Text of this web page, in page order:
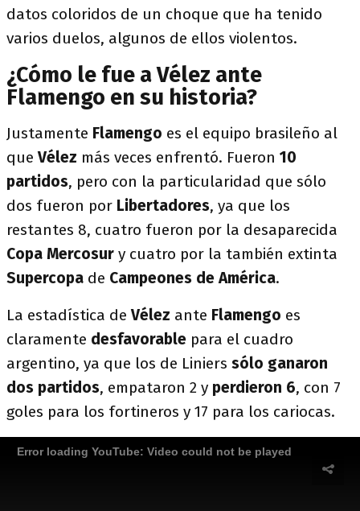
datos coloridos de un choque que ha tenido
varios duelos, algunos de ellos violentos.
¿Cómo le fue a Vélez ante
Flamengo en su historia?
Justamente Flamengo es el equipo brasileño al
queVélez más veces enfrentó. Fueron 10
partidos, pero con la particularidad que sólo
dos fueron por Libertadores, ya que los
restantes 8, cuatro fueron por la desaparecida
Copa Mercosur y cuatro por la también extinta
Supercopa de Campeones de América.
La estadística deVélez ante Flamengo es
claramente desfavorable para el cuadro
argentino, ya que los de Liniers sólo ganaron
dos partidos, empataron 2 y perdieron 6, con 7
goles para los fortineros y 17 para los cariocas.